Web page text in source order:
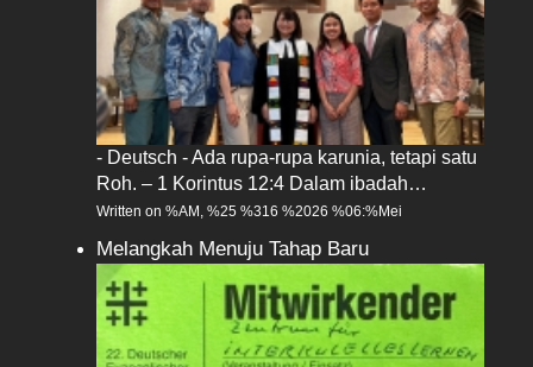
- Deutsch - Ada rupa-rupa karunia, tetapi satu
Roh. – 1 Korintus 12:4 Dalam ibadah…
Written on %AM, %25 %316 %2026 %06:%Mei
Melangkah Menuju Tahap Baru